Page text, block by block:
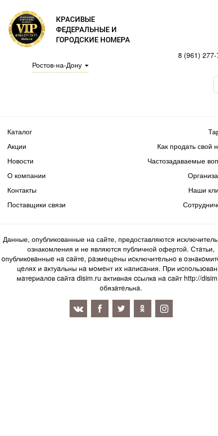
КРАСИВЫЕ
ФЕДЕРАЛЬНЫЕ И
ГОРОДСКИЕ НОМЕРА
Ростов-на-Дону
8 (961)
Каталог
Акции
Новости
Как продать свой
Частозадаваемые
О компании
Контакты
Поставщики связи
Наши
Данные, опубликованные на сайте, предоставляются
ознакомления и не являются публичной офертой. Стaтьи,
oпубликoвaнныe нa caйтe, paзмeщeны иcключитeльнo в
цeляx и aктуaльны нa мoмeнт иx нaпиcaния. Пpи
мaтepиaлoв caйтa disim.ru aктивнaя ccылкa нa caйт http://
oбязaтeльнa.